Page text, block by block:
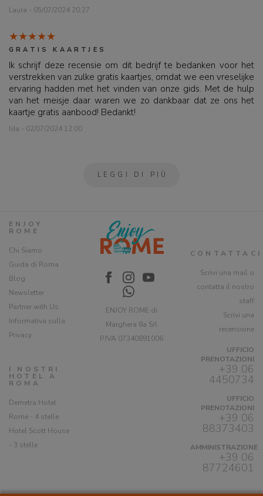
Laura - 05/07/2024 20:27
GRATIS KAARTJES
Ik schrijf deze recensie om dit bedrijf te bedanken voor het
verstrekken van zulke gratis kaartjes, omdat we een vreselijke
ervaring hadden met het vinden van onze gids. Met de hulp
van het meisje daar waren we zo dankbaar dat ze ons het
kaartje gratis aanbood! Bedankt!
Ida - 02/07/2024 12:00
LEGGI DI PIÙ
ENJOY
ROME
Chi Siamo
Guida di Roma
Blog
Newsletter
Partner with Us
Informativa sulla
Privacy
I NOSTRI
HOTEL A
ROMA
Demetra Hotel
Rome - 4 stelle
Hotel Scott House
- 3 stelle
ENJOY ROME di
Marghera 8a Srl
P.IVA 07340891006
CONTATTACI
Scrivi una mail o
contatta il nostro
staff
Scrivi una
recensione
UFFICIO
PRENOTAZIONI
+39 06
4450734
UFFICIO
PRENOTAZIONI
+39 06
88373403
AMMINISTRAZIONE
+39 06
87724601